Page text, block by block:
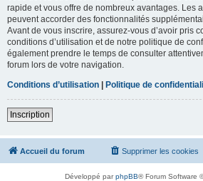
rapide et vous offre de nombreux avantages. Les
peuvent accorder des fonctionnalités
Avant de vous inscrire, assurez-vous d’avoir pris
conditions d’utilisation et de notre politique de
également prendre le temps de consulter
forum lors de votre navigation.
Conditions d’utilisation | Politique de
Inscription
Accueil du forum Supprimer les cookies
Développé parphpBB® Forum Software